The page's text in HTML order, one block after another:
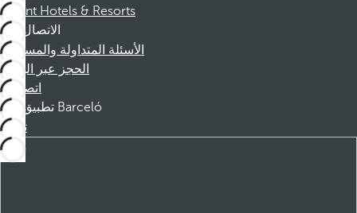
Dorint Hotels & Resorts
الاتصال
الأسئلة المتداولة والمساعدة
الحجز عبر الهاتف
اتصل بنا
تطبيق Barceló
تنزيل